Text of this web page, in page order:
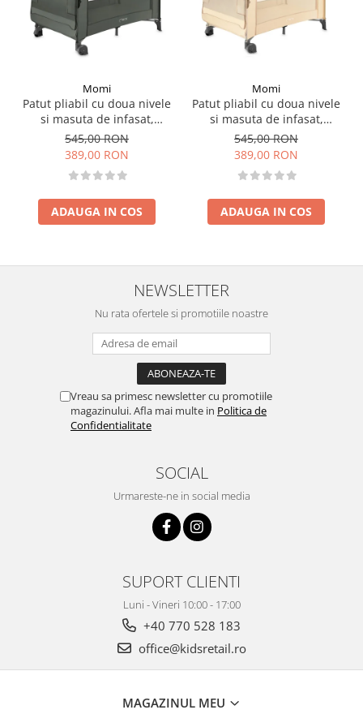
Italian A'Design Award
German IF Product Design Award
Global Pent Awards for packaging design
German Red Dot Design Award
Japan Good Design Award
Experții Mombella au misiunea de a asigura o copilarie sigura
Biberonul Mombella este multiplu premiat
Italian A'Design Award, German IF Product Design Award, Global
Pentawards for packaging design, German reddot Design Award,
Janpan Good Design Award.
Momi
Patut pliabil cu doua nivele
si masuta de infasat,
60x120 cm, Momi, Belove
Plus - Green
545,00 RON
389,00 RON
ADAUGA IN COS
Momi
Patut pliabil cu doua nivele
si masuta de infasat,
60x120 cm, Momi, Belove
Plus -Beige
545,00 RON
389,00 RON
ADAUGA IN COS
NEWSLETTER
Nu rata ofertele si promotiile noastre
Vreau sa primesc newsletter cu promotiile
magazinului. Afla mai multe in Politica de
Confidentialitate
SOCIAL
Urmareste-ne in social media
SUPORT CLIENTI
Luni - Vineri 10:00 - 17:00
+40 770 528 183
office@kidsretail.ro
MAGAZINUL MEU